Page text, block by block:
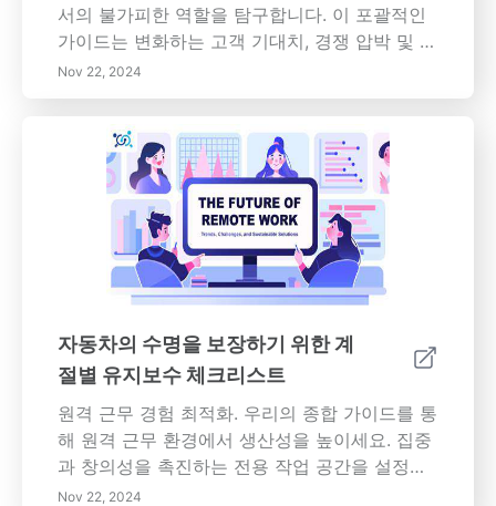
서의 불가피한 역할을 탐구합니다. 이 포괄적인
가이드는 변화하는 고객 기대치, 경쟁 압박 및 원
격 근무의 증가 등 디지털 전환의 원동력을 논의
합니다. 새로운 기술을 채택할 때 조직이 직면하
부족 및 전문 지식 부족을 깊이 있게 살펴보세요.
명확한 비전을 설정하고, 직원을 참여시키고, 적
절한 도구에 투자하는 등 디지털 전환을 성공적
으로 탐색하기 위한 효과적인 전략을 배우세요.
자동화, 협업 및 데이터 분석이 생산성과 의사 결
정을 어떻게 향상시키고, 지속적인 학습과 적응
문화를 조성할 수 있는지 알아보세요. 고객 경험
을 높이고 기술 중심 시장에서 경쟁력을 유지하
기 위해 기술을 활용하는 것이 얼마나 중요한지
이해하세요. 교육, 사이버 보안 및 기술 발전 저
항의 결과에 대한 통찰력을 바탕으로, 이 기사는
오늘날의 역동적인 환경에서 기업이 성공하는
데 필요한 핵심 지식을 제공합니다.
Nov 22, 2024
자동차의 수명을 보장하기 위한 계
절별 유지보수 체크리스트
원격 근무 경험 최적화. 우리의 종합 가이드를 통
해 원격 근무 환경에서 생산성을 높이세요. 집중
과 창의성을 촉진하는 전용 작업 공간을 설정하
는 방법, 원활한 커뮤니케이션을 위한 기술 활용,
Nov 22, 2024